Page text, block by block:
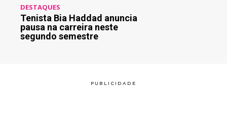
DESTAQUES
Tenista Bia Haddad anuncia
pausa na carreira neste
segundo semestre